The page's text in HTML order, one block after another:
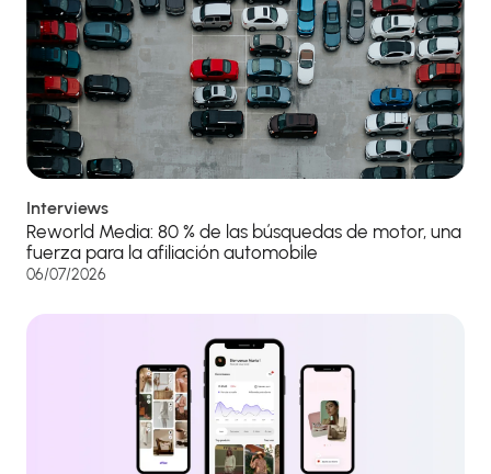
Interviews
Reworld Media: 80 % de las búsquedas de motor, una
fuerza para la afiliación automobile
06/07/2026